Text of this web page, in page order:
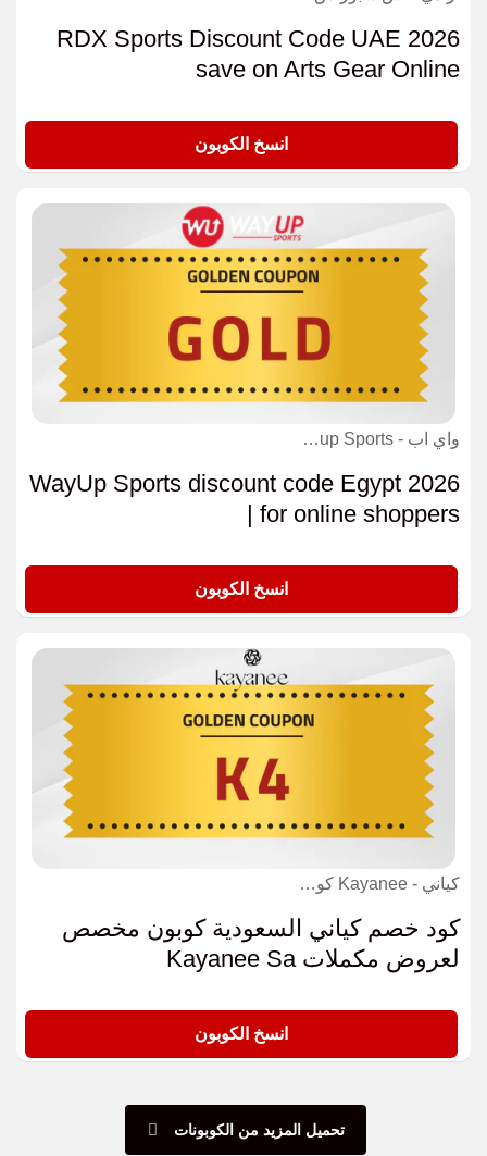
RDX Sports Discount Code UAE 2026
save on Arts Gear Online
انسخ الكوبون
واي اب - Wayup Sports كوبون
WayUp Sports discount code Egypt 2026
| for online shoppers
انسخ الكوبون
كياني - Kayanee كوبون
كود خصم كياني السعودية كوبون مخصص
لعروض مكملات Kayanee Sa
انسخ الكوبون
تحميل المزيد من الكوبونات